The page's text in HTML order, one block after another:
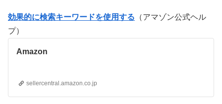
効果的に検索キーワードを使用する （アマゾン公式ヘル
プ）
Amazon
sellercentral.amazon.co.jp